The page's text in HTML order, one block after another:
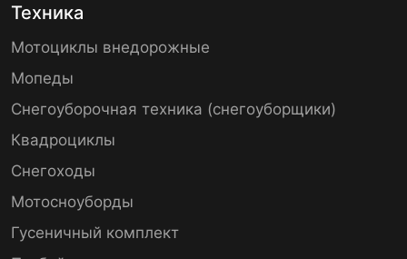
Техника
Мотоциклы внедорожные
Мопеды
Снегоуборочная техника (снегоуборщики)
Квадроциклы
Снегоходы
Мотосноуборды
Гусеничный комплект